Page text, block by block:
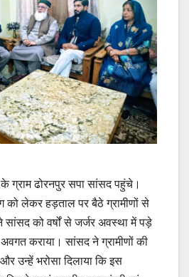
के ग्राम ढोरनपुर सपा सांसद पहुंचे।
को लेकर हड़ताल पर बैठे ग्रामीणों से
सांसद को वर्षों से जर्जर अवस्था में पड़े
कराया। सांसद ने ग्रामीणों की
उन्हें भरोसा दिलाया कि इस